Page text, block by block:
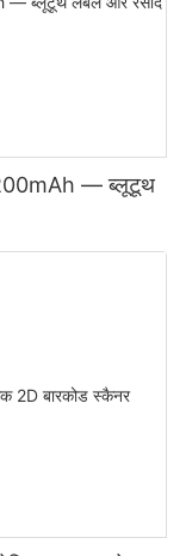
— ब्लूटूथ